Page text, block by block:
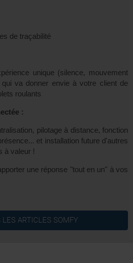
de traçabilité
unique (silence, mouvement
va donner envie à votre client de
roulants
:
pilotage à distance, fonction
et installation future d'autres
à valeur !
une réponse "tout en un" à vos
LES ARTICLES SOMFY